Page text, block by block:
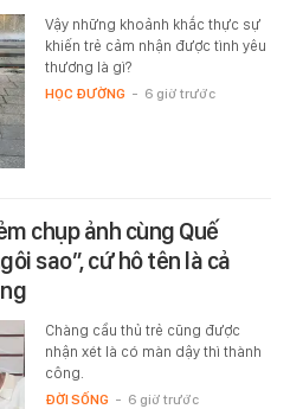
Vậy những khoảnh khắc thực sự
khiến trẻ cảm nhận được tình yêu
thương là gì?
HỌC ĐƯỜNG - 6 giờ trước
chụp ảnh cùng Quế
sao”, cứ hô tên là cả
Chàng cầu thủ trẻ cũng được
nhận xét là có màn dậy thì thành
công.
ĐỜI SỐNG - 6 giờ trước